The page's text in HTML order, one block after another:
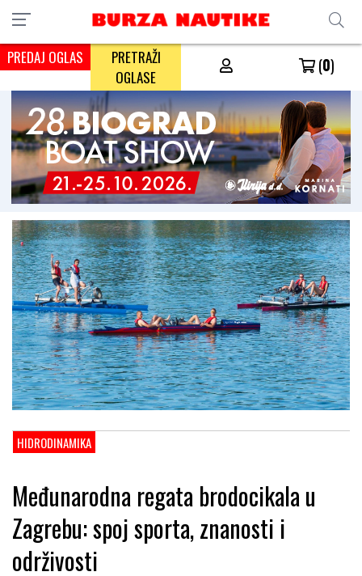
PREDAJ OGLAS
PRETRAŽI
OGLASE
(0)
HIDRODINAMIKA
Međunarodna regata brodocikala u
Zagrebu: spoj sporta, znanosti i
održivosti